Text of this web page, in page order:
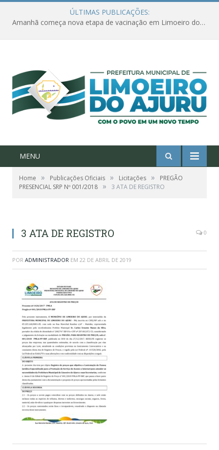
ÚLTIMAS PUBLICAÇÕES:
Amanhã começa nova etapa de vacinação em Limoeiro do Ajuru para idosos com 65 ou mais
MENU
Home » Publicações Oficiais » Licitações »
PREGÃO
PRESENCIAL SRP Nº 001/2018 » 3 ATA DE REGISTRO
3 ATA DE REGISTRO 0
POR ADMINISTRADOR EM 22 DE ABRIL DE 2019